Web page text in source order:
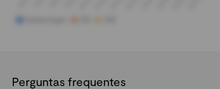
Perguntas frequentes